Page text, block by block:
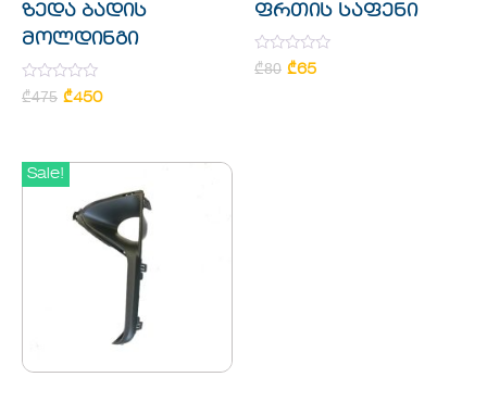
ზედა ბადის
მოლდინგი
Rated
0
₾475 ₾450
ფრთის საფენი
Rated
0
₾80 ₾65
Sale!